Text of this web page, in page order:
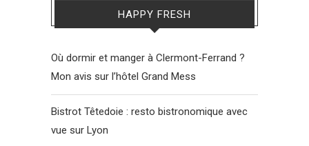
HAPPY FRESH
Où dormir et manger à Clermont-Ferrand ?
Mon avis sur l’hôtel Grand Mess
Bistrot Têtedoie : resto bistronomique avec
vue sur Lyon